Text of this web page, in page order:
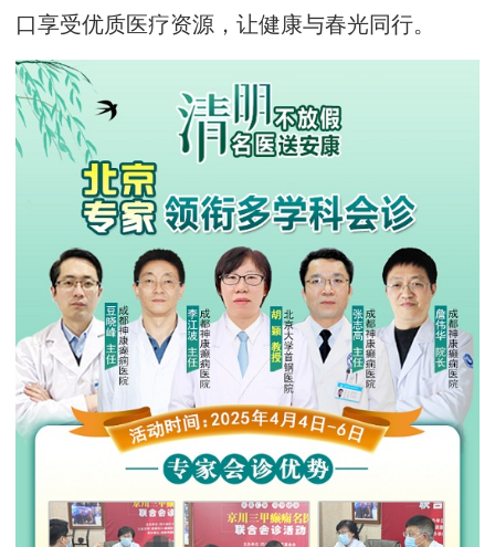
口享受优质医疗资源，让健康与春光同行。